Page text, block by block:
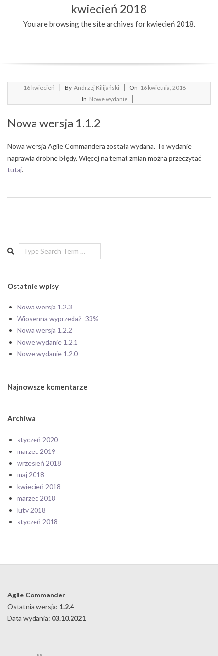
kwiecień 2018
You are browsing the site archives for kwiecień 2018.
2018-16 kwiecień By Andrzej Kilijański On 16 kwietnia, 2018
In Nowe wydanie
Nowa wersja 1.1.2
Nowa wersja Agile Commandera została wydana. To wydanie
naprawia drobne błędy. Więcej na temat zmian można przeczytać
tutaj.
Search
Ostatnie wpisy
Nowa wersja 1.2.3
Wiosenna wyprzedaż -33%
Nowa wersja 1.2.2
Nowe wydanie 1.2.1
Nowe wydanie 1.2.0
Najnowsze komentarze
Archiwa
styczeń 2020
marzec 2019
wrzesień 2018
maj 2018
kwiecień 2018
marzec 2018
luty 2018
styczeń 2018
Agile Commander
Ostatnia wersja: 1.2.4
Data wydania: 03.10.2021